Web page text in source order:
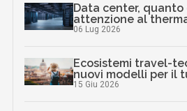
Data center, quanto
attenzione al
06 Lug 2026
Ecosistemi travel-
nuovi modelli per il
15 Giu 2026